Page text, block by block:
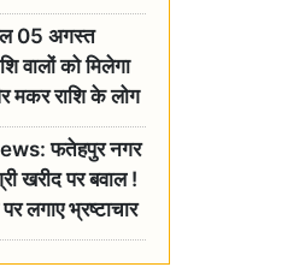
ने जताया दुःख
05 अगस्त
वालों को मिलेगा
मकर राशि के लोग
फतेहपुर नगर
खरीद पर बवाल !
लगाए भ्रष्टाचार